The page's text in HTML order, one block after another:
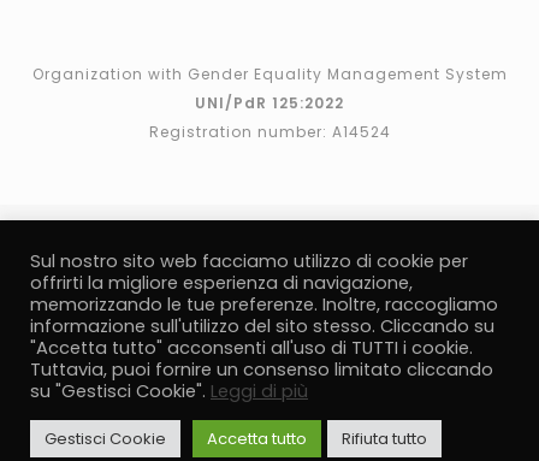
Organization with Gender Equality Management System
UNI/PdR 125:2022
Registration number: A14524
P.I. 02541180986
Note legali
Informativa Privacy
Genere
Politica della qualità e parità di genere
Trasparenza
Sul nostro sito web facciamo utilizzo di cookie per
offrirti la migliore esperienza di navigazione,
memorizzando le tue preferenze. Inoltre, raccogliamo
informazione sull'utilizzo del sito stesso. Cliccando su
"Accetta tutto" acconsenti all'uso di TUTTI i cookie.
Tuttavia, puoi fornire un consenso limitato cliccando
su "Gestisci Cookie". Leggi di più
Gestisci Cookie Accetta tutto Rifiuta tutto